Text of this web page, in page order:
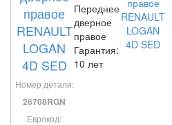
правое
RENAULT
LOGAN
4D SED
Номер детали:
26708RGN
Еврокод:
Переднее
дверное
правое
Гарантия:
10 лет